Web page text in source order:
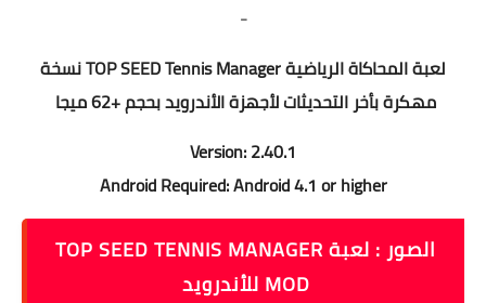
-
لعبة المحاكاة الرياضية TOP SEED Tennis Manager نسخة
مهكرة بأخر التحديثات لأجهزة الأندرويد بحجم +62 ميجا
Version: 2.40.1
Android Required: Android 4.1 or higher
الصور : لعبة TOP SEED TENNIS MANAGER
MOD‏ للأندرويد